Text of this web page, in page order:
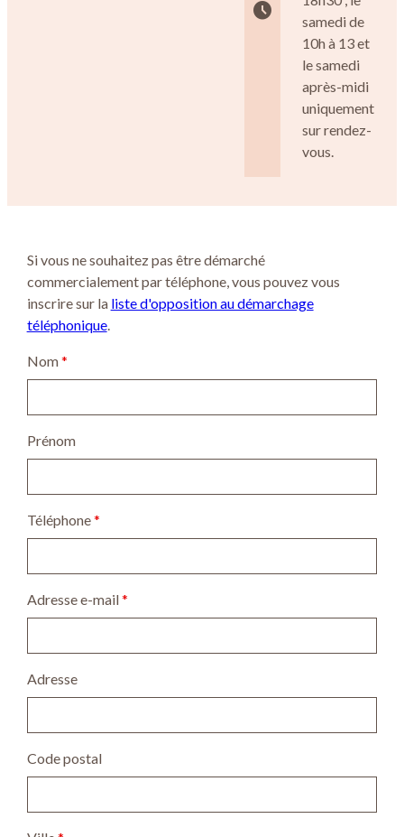
access_time
samedi de
10h à 13 et
le samedi
après-midi
uniquement
sur rendez-
vous.
Si vous ne souhaitez pas être démarché
commercialement par téléphone, vous pouvez vous
inscrire sur la liste d'opposition au démarchage
téléphonique.
Nom*
Prénom
Téléphone*
Adresse e-mail*
Adresse
Code postal